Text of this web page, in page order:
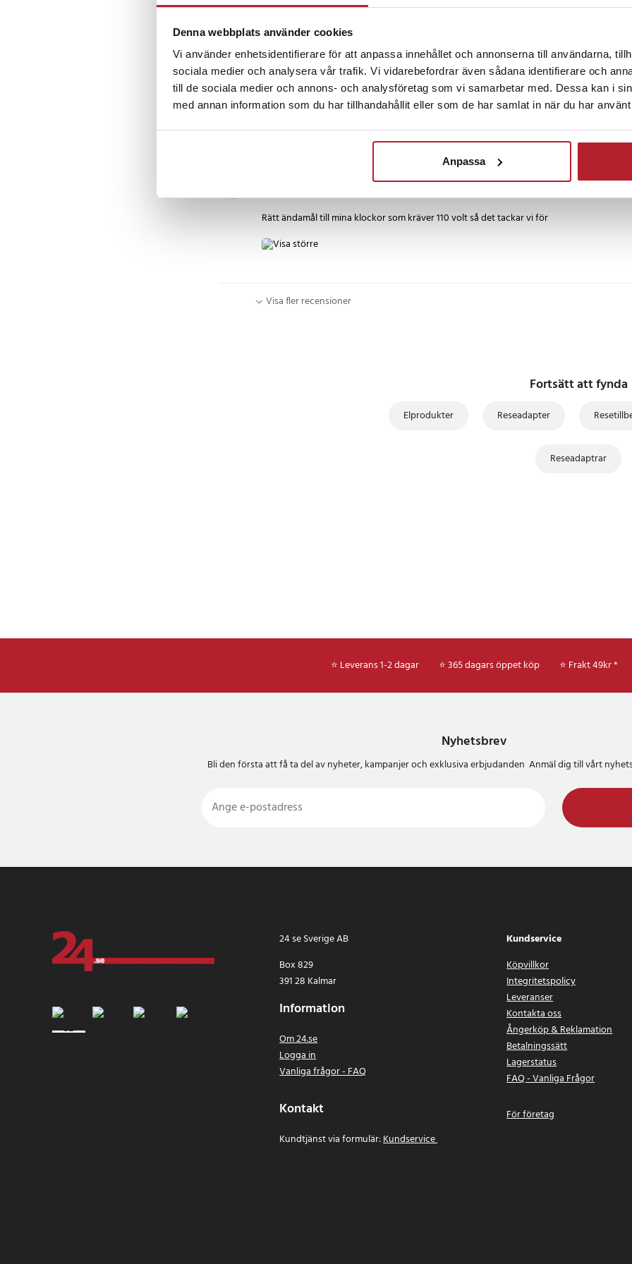
Denna webbplats använder cookies
Vi använder enhetsidentifierare för att anpassa innehållet och annonserna till användarna,
sociala medier och analysera vår trafik. Vi vidarebefordrar även sådana identifierare och
till de sociala medier och annons- och analysföretag som vi samarbetar med. Dessa kan i
med annan information som du har tillhandahållit eller som de har samlat in när du har
Anpassa
MG Morgan G• 2 år sedan
Rätt ändamål till mina klockor som kräver 110 volt så det tackar vi för
Visa fler recensioner
Fortsätt att fynda
Elprodukter Reseadapter
Reseadaptrar
⭐ Leverans 1-2 dagar ⭐ 365 dagars öppet köp ⭐ Frakt 49kr *
Nyhetsbrev
Bli den första att få ta del av nyheter, kampanjer och exklusiva erbjudanden Anmäl dig till vårt
24 se Sverige AB
Box 829
391 28 Kalmar
Information
Om 24.se
Logga in
Vanliga frågor - FAQ
Kontakt
Kundtjänst via formulär:Kundservice
Kundservice
Köpvillkor
Integritetspolicy
Leveranser
Kontakta oss
Ångerköp & Reklamation
Betalningssätt
Lagerstatus
FAQ - Vanliga Frågor
För företag